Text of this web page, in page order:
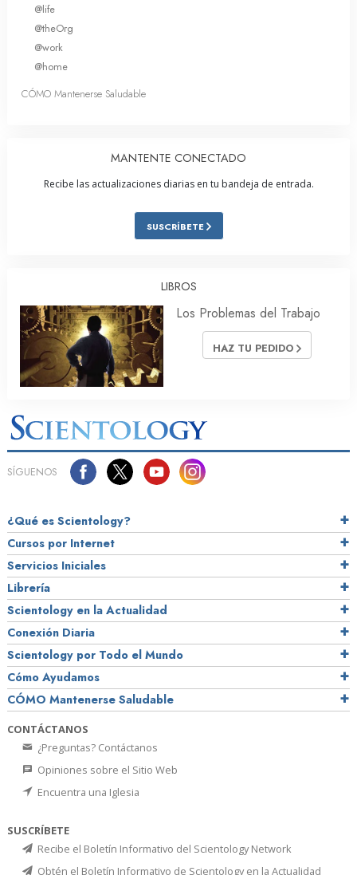
@life
@theOrg
@work
@home
CÓMO Mantenerse Saludable
MANTENTE CONECTADO
Recibe las actualizaciones diarias en tu bandeja de entrada.
SUSCRÍBETE
LIBROS
Los Problemas del Trabajo
HAZ TU PEDIDO
SÍGUENOS
¿Qué es Scientology?
Cursos por Internet
Servicios Iniciales
Librería
Scientology en la Actualidad
Conexión Diaria
Scientology por Todo el Mundo
Cómo Ayudamos
CÓMO Mantenerse Saludable
CONTÁCTANOS
¿Preguntas? Contáctanos
Opiniones sobre el Sitio Web
Encuentra una Iglesia
SUSCRÍBETE
Recibe el Boletín Informativo del Scientology Network
Obtén el Boletín Informativo de Scientology en la Actualidad